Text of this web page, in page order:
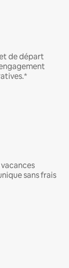
de départ
sans frais